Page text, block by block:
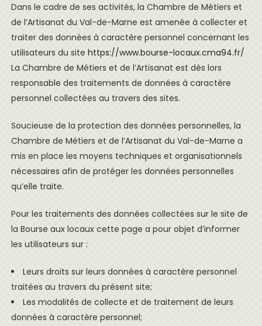
Dans le cadre de ses activités, la Chambre de Métiers et
de l’Artisanat du Val-de-Marne est amenée à collecter et
traiter des données à caractère personnel concernant les
utilisateurs du sitehttps://www.bourse-locaux.cma94.fr/
La Chambre de Métiers et de l’Artisanat est dès lors
responsable des traitements de données à caractère
personnel collectées au travers des sites.
Soucieuse de la protection des données personnelles, la
Chambre de Métiers et de l’Artisanat du Val-de-Marne a
mis en place les moyens techniques et organisationnels
nécessaires afin de protéger les données personnelles
qu’elle traite.
Pour les traitements des données collectées sur le site de
la Bourse aux locaux cette page a pour objet d’informer
les utilisateurs sur :
Leurs droits sur leurs données à caractère personnel
traitées au travers du présent site;
Les modalités de collecte et de traitement de leurs
données à caractère personnel;